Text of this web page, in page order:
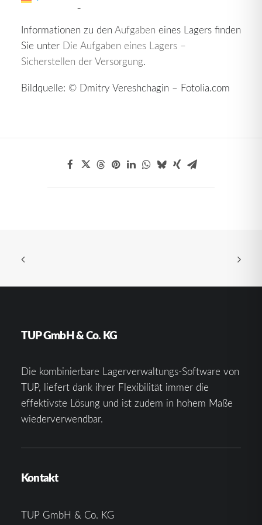
Identifizierung
Informationen zu den Aufgaben eines Lagers finden
Sie unter Die Aufgaben eines Lagers –
Sicherstellen der Versorgung.
Bildquelle: © Dmitry Vereshchagin – Fotolia.com
TUP GmbH & Co. KG
Die kombinierbare Lagerverwaltungs-Software von
TUP, liefert dank ihrer Flexibilität immer die
effektivste Lösung und ist zudem in hohem Maße
wiederverwendbar.
Kontakt
TUP GmbH & Co. KG